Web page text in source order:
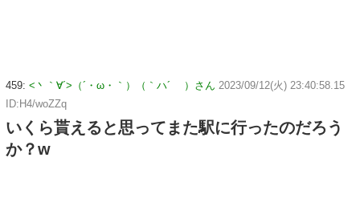
459: <丶｀∀´>（´・ω・｀）（｀ハ´ ）さん 2023/09/12(火) 23:40:58.15
ID:H4/woZZq
いくら貰えると思ってまた駅に行ったのだろう
か？w